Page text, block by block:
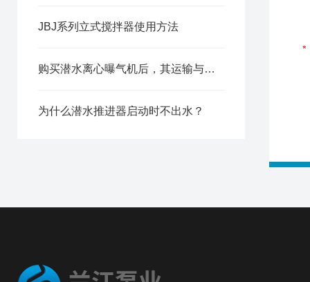
JBJ系列立式搅拌器使用方法
购买潜水离心曝气机后，其运输与使用注意事项有哪些？
为什么潜水推进器启动时不出水？